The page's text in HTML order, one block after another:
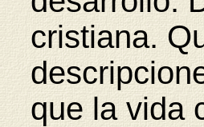
cristiana.
que la vida